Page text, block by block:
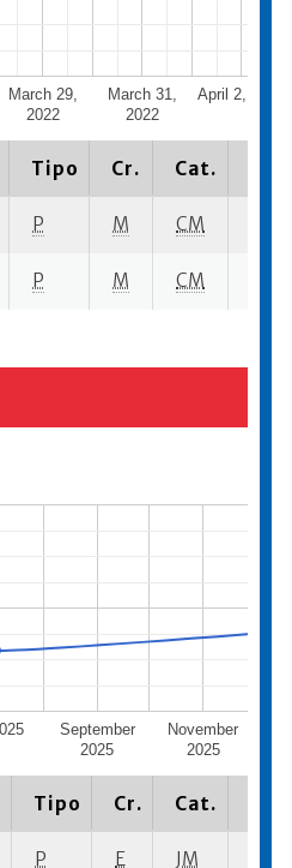
March 29,
2022
March 31,
2022
April 2, 2022
Tipo Cr. Cat.
P M CM
P M CM
September
2025
November
2025
Tipo Cr. Cat.
P E JM